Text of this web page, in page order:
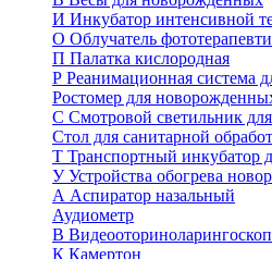
И Инкубатор интенсивной
О Облучатель
П Палатка кислородная
Р Реанимационная система
Ростомер для
С Смотровой светильник
Стол для санитарной
Т Транспортный инкубатор
УУстройства обогрева
А Аспиратор назальный
Аудиометр
В Видеооториноларингоскоп
К Камертон